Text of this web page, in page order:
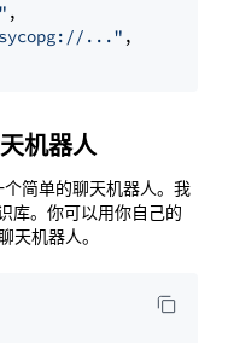
,
..." ,
机器人
简单的聊天机器人。我
库。你可以用你自己的
天机器人。